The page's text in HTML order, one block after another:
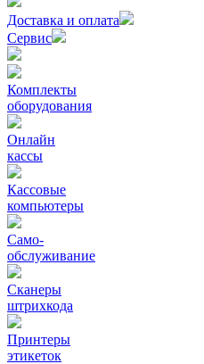
Доставка и оплата
Сервис
Комплекты
оборудования
Онлайн
кассы
Кассовые
компьютеры
Само-
обслуживание
Сканеры
штрихкода
Принтеры
этикеток